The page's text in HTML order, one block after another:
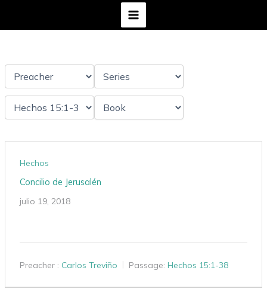
Hechos
Concilio de Jerusalén
julio 19, 2018
Preacher : Carlos Treviño Passage: Hechos 15:1-38